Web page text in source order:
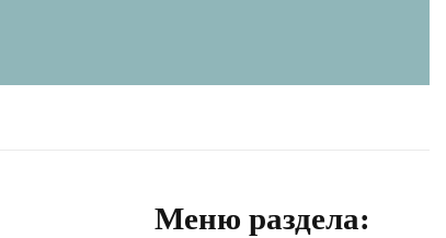
Меню раздела: